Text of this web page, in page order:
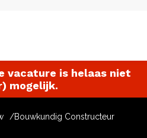
vacature is helaas niet
mogelijk.
Bouwkundig Constructeur